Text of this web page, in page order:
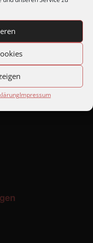
Impressum